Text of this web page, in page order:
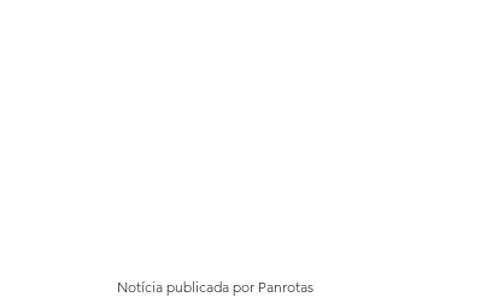
Notícia publicada por Panrotas